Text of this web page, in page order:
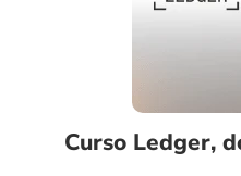
Curso Ledger,